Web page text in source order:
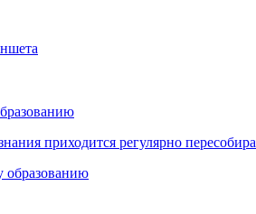
приходится регулярно